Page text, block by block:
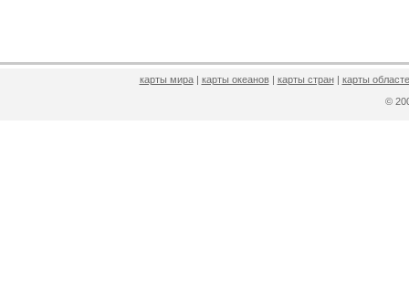
карты мира| карты океанов| карты стран| карты
©